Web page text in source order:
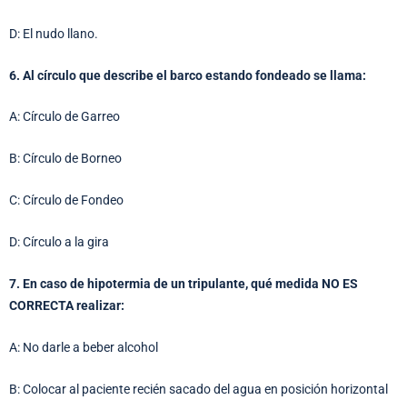
D: El nudo llano.
6. Al círculo que describe el barco estando fondeado se llama:
A: Círculo de Garreo
B: Círculo de Borneo
C: Círculo de Fondeo
D: Círculo a la gira
7. En caso de hipotermia de un tripulante, qué medida NO ES
CORRECTA realizar:
A: No darle a beber alcohol
B: Colocar al paciente recién sacado del agua en posición horizontal